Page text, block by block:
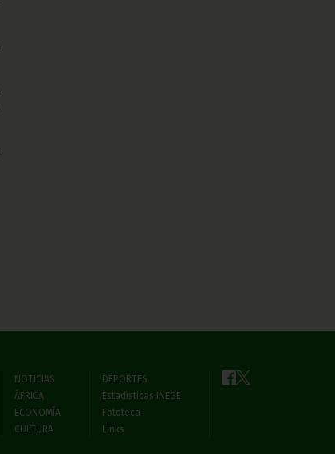
NOTICIAS
ÁFRICA
ECONOMÍA
CULTURA
DEPORTES
Estadísticas INEGE
Fototeca
Links